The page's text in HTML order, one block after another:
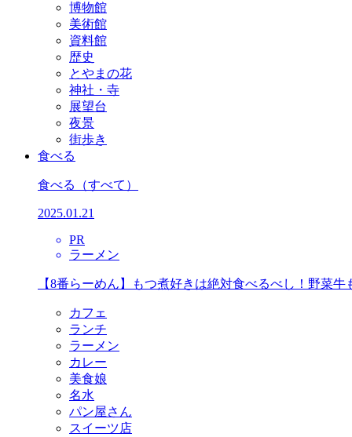
博物館
美術館
資料館
歴史
とやまの花
神社・寺
展望台
夜景
街歩き
食べる
食べる （すべて）
2025.01.21
PR
ラーメン
【8番らーめん】もつ煮好きは絶対食べるべし！野菜
カフェ
ランチ
ラーメン
カレー
美食娘
名水
パン屋さん
スイーツ店